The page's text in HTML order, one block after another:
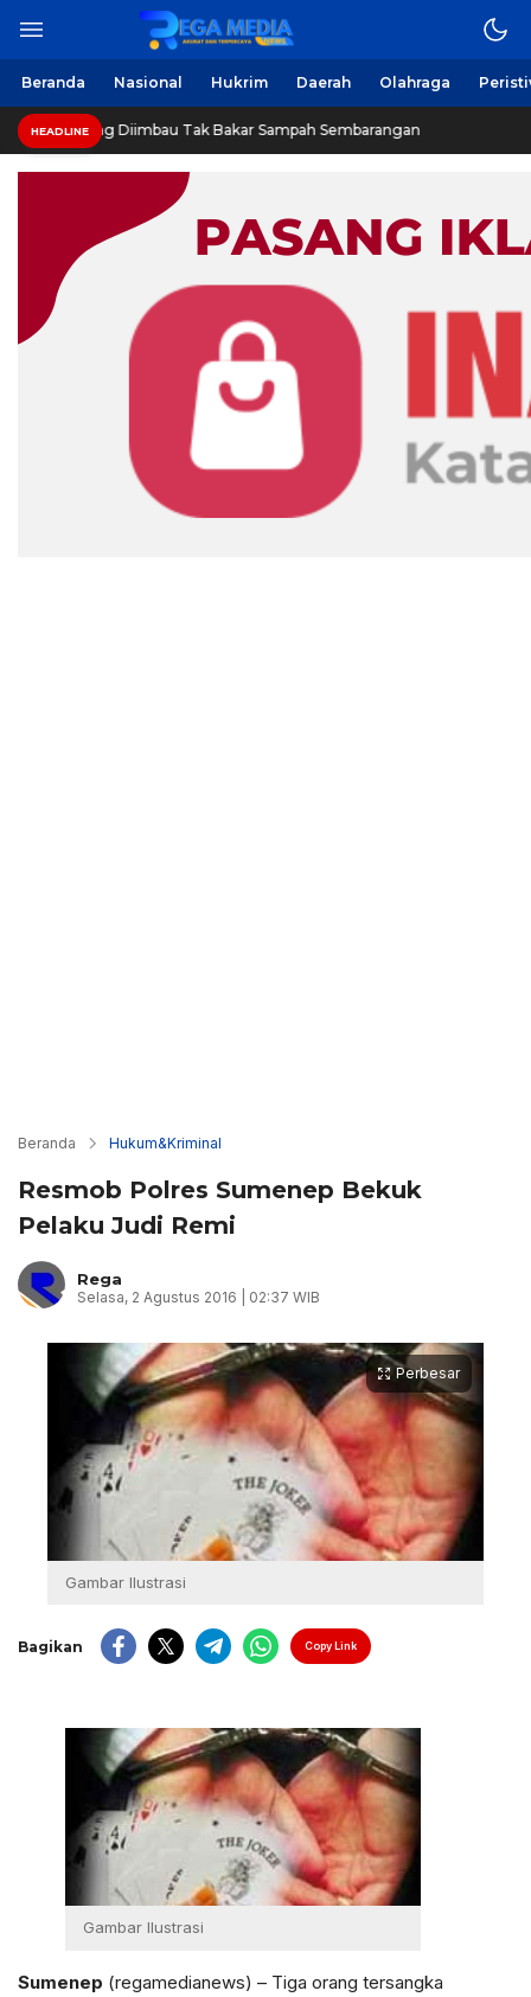
Beranda Nasional Hukrim Daerah Olahraga
HEADLINE
Diimbau Tak Bakar Sampah Sembarangan
Beranda Hukum&Kriminal
Resmob Polres Sumenep Bekuk
Pelaku Judi Remi
Rega
Selasa, 2 Agustus 2016 | 02:37 WIB
Perbesar
Gambar Ilustrasi
Bagikan Copy Link
Gambar Ilustrasi
Sumenep (regamedianews) – Tiga orang tersangka